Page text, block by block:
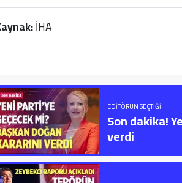
İHA
EDITÖRÜN SEÇTIĞI
Son dakika!
verdi